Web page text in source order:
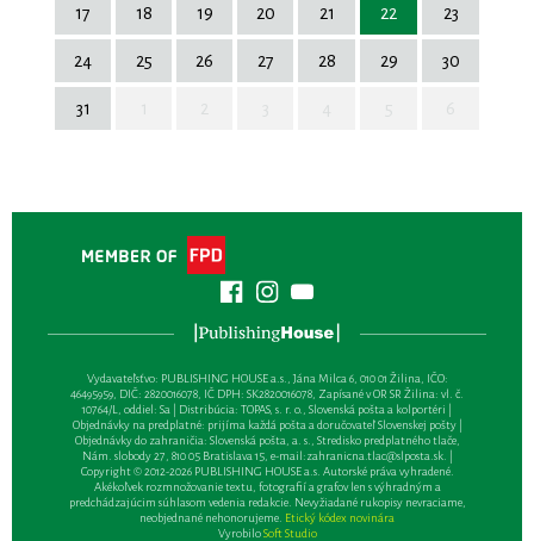
17 18 19 20 21 22 23
24 25 26 27 28 29 30
31
Vydavateľsťvo: PUBLISHING HOUSE a.s., Jána Milca 6, 010 01 Žilina, IČO:
46495959, DIČ: 2820016078, IČ DPH: SK2820016078, Zapísané v OR SR Žilina: vl. č.
10764/L, oddiel: Sa | Distribúcia: TOPAS, s. r. o., Slovenská pošta a kolportéri |
Objednávky na predplatné: prijíma každá pošta a doručovateľ Slovenskej pošty |
Objednávky do zahraničia: Slovenská pošta, a. s., Stredisko predplatného tlače,
Nám. slobody 27, 810 05 Bratislava 15, e-mail:zahranicna.tlac@slposta.sk. |
Copyright © 2012-2026 PUBLISHING HOUSE a.s. Autorské práva vyhradené.
Akékoľvek rozmnožovanie textu, fotografií a grafov len s výhradným a
predchádzajúcim súhlasom vedenia redakcie. Nevyžiadané rukopisy nevraciame,
neobjednané nehonorujeme. Etický kódex novinára
VyrobiloSoft Studio